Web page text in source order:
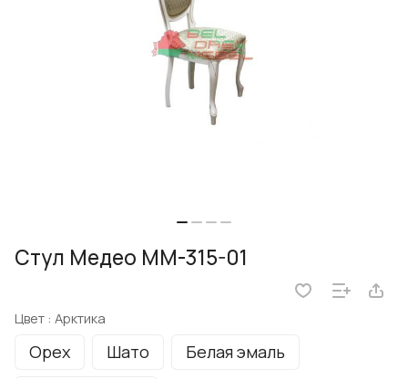
Стул Медео ММ-315-01
Цвет : Арктика
Орех Шато
Белая эмаль